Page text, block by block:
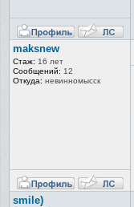
maksnew
Стаж: 16 лет
Сообщений: 12
Откуда: невинномысск
smile)